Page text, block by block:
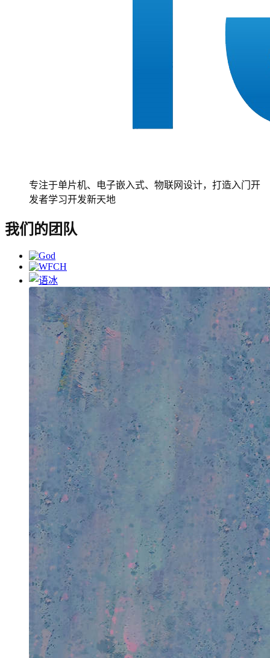
专注于单片机、电子嵌入式、物联网设计，打造入门开
发者学习开发新天地
我们的团队